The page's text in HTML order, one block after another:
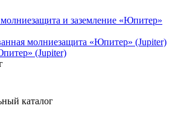
и заземление «Юпитер»
молниезащита «Юпитер» (Jupiter)
(Jupiter)
каталог